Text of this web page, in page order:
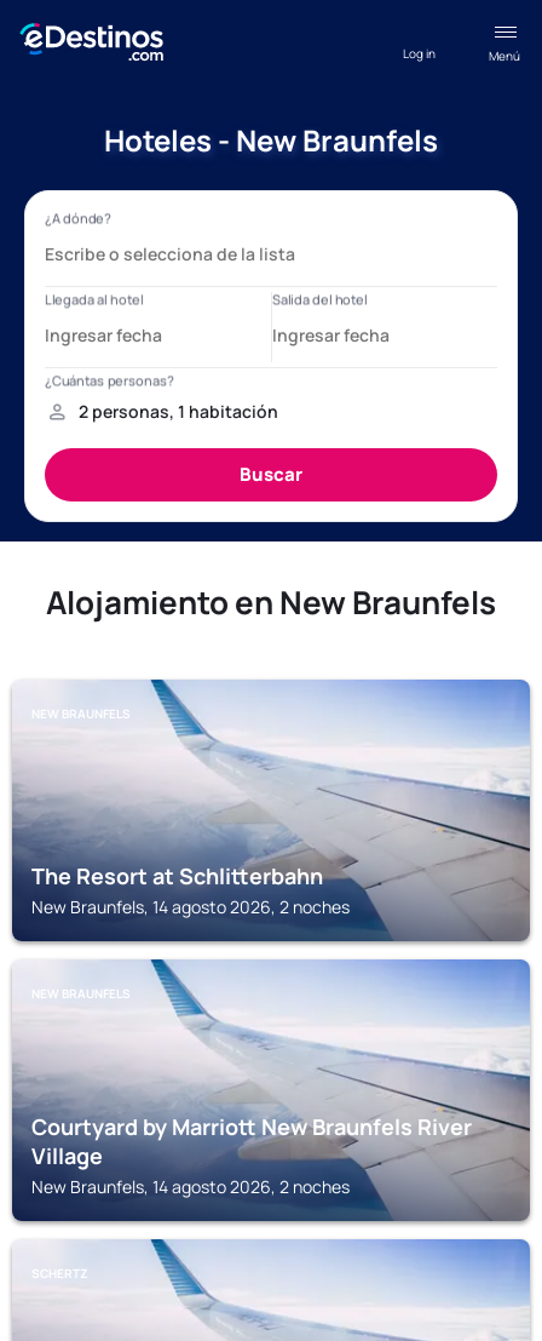
Menú
Log in
Hoteles - New Braunfels
Alojamiento en New Braunfels
NEW BRAUNFELS
The Resort at Schlitterbahn
New Braunfels, 14 agosto 2026, 2 noches
NEW BRAUNFELS
Courtyard by Marriott New Braunfels River
Village
New Braunfels, 14 agosto 2026, 2 noches
SCHERTZ